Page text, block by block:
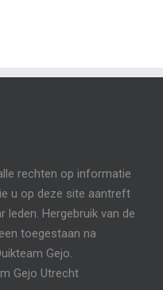
rechten op informatie
u op deze site aantreft
leden. Hergebruik van de
toegestaan na
Gejo.
Gejo Utrecht